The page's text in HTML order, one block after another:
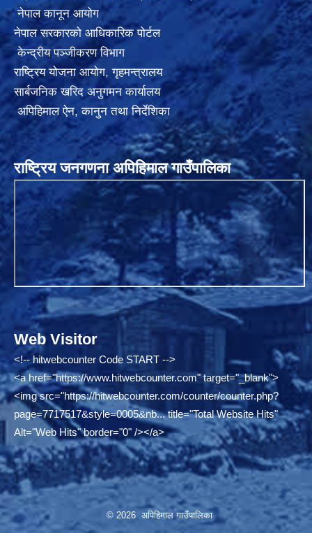
नेपाल कानून आयोग
नेपाल सरकारको आधिकारिक पोर्टल
केन्द्रीय पञ्जीकरण विभाग
राष्ट्रिय योजना आयोग,गृहमन्त्रालय
सार्बजनिक खरिद अनुगमन कार्यालय
अपिहिमाल ऐन, कानुन तथा निर्देशिका
राष्ट्रिय जनगणना अपिहिमाल गाउँपालिका
Web Visitor
<!-- hitwebcounter Code START -->
<a href="https://www.hitwebcounter.com"target="_blank">
<img src="https://hitwebcounter.com/counter/counter.php?
page=7717517&style=0005&nb...title="Total Website Hits"
Alt="Web Hits" border="0" /></a>
© 2026 अपिहिमाल गाउँपालिका